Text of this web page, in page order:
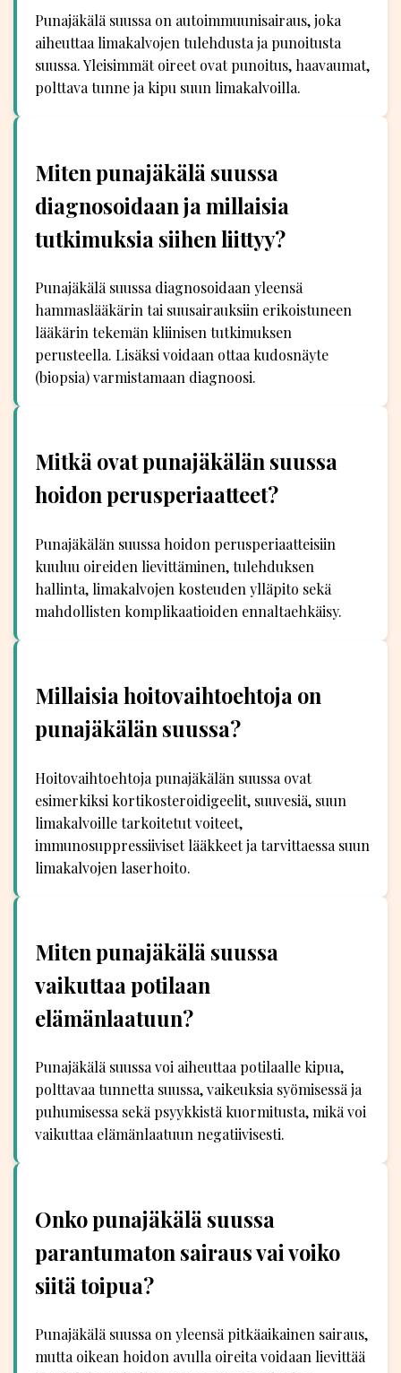
Punajäkälä suussa on autoimmuunisairaus, joka
aiheuttaa limakalvojen tulehdusta ja punoitusta
suussa. Yleisimmät oireet ovat punoitus, haavaumat,
polttava tunne ja kipu suun limakalvoilla.
Miten punajäkälä suussa
diagnosoidaan ja millaisia
tutkimuksia siihen liittyy?
Punajäkälä suussa diagnosoidaan yleensä
hammaslääkärin tai suusairauksiin erikoistuneen
lääkärin tekemän kliinisen tutkimuksen
perusteella. Lisäksi voidaan ottaa kudosnäyte
(biopsia) varmistamaan diagnoosi.
Mitkä ovat punajäkälän suussa
hoidon perusperiaatteet?
Punajäkälän suussa hoidon perusperiaatteisiin
kuuluu oireiden lievittäminen, tulehduksen
hallinta, limakalvojen kosteuden ylläpito sekä
mahdollisten komplikaatioiden ennaltaehkäisy.
Millaisia hoitovaihtoehtoja on
punajäkälän suussa?
Hoitovaihtoehtoja punajäkälän suussa ovat
esimerkiksi kortikosteroidigeelit, suuvesiä, suun
limakalvoille tarkoitetut voiteet,
immunosuppressiiviset lääkkeet ja tarvittaessa suun
limakalvojen laserhoito.
Miten punajäkälä suussa
vaikuttaa potilaan
elämänlaatuun?
Punajäkälä suussa voi aiheuttaa potilaalle kipua,
polttavaa tunnetta suussa, vaikeuksia syömisessä ja
puhumisessa sekä psyykkistä kuormitusta, mikä voi
vaikuttaa elämänlaatuun negatiivisesti.
Onko punajäkälä suussa
parantumaton sairaus vai voiko
siitä toipua?
Punajäkälä suussa on yleensä pitkäaikainen sairaus,
mutta oikean hoidon avulla oireita voidaan lievittää